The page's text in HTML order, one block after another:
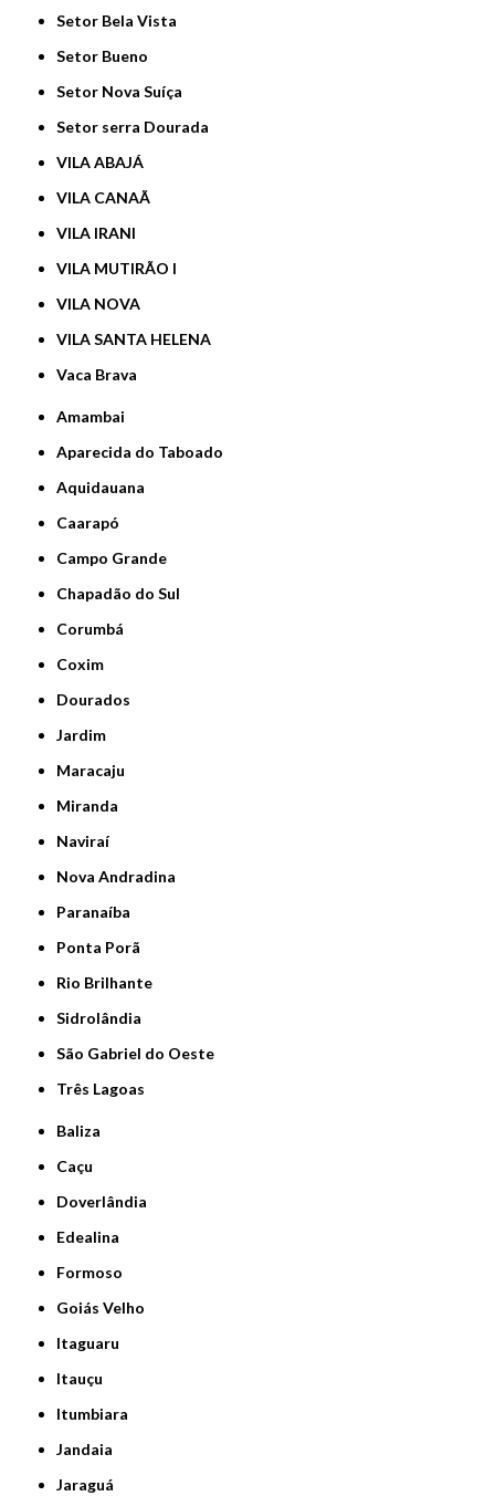
Setor Bela Vista
Setor Bueno
Setor Nova Suíça
Setor serra Dourada
VILA ABAJÁ
VILA CANAÃ
VILA IRANI
VILA MUTIRÃO I
VILA NOVA
VILA SANTA HELENA
Vaca Brava
Amambai
Aparecida do Taboado
Aquidauana
Caarapó
Campo Grande
Chapadão do Sul
Corumbá
Coxim
Dourados
Jardim
Maracaju
Miranda
Naviraí
Nova Andradina
Paranaíba
Ponta Porã
Rio Brilhante
Sidrolândia
São Gabriel do Oeste
Três Lagoas
Baliza
Caçu
Doverlândia
Edealina
Formoso
Goiás Velho
Itaguaru
Itauçu
Itumbiara
Jandaia
Jaraguá